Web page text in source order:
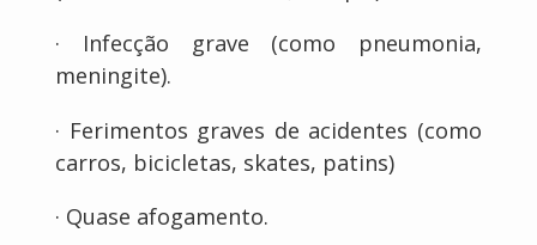
· Infecção grave (como pneumonia,
meningite).
· Ferimentos graves de acidentes (como
carros, bicicletas, skates, patins)
· Quase afogamento.